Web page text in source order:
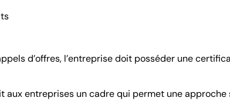
d’offres, l’entreprise doit posséder une
aux entreprises un cadre qui permet une